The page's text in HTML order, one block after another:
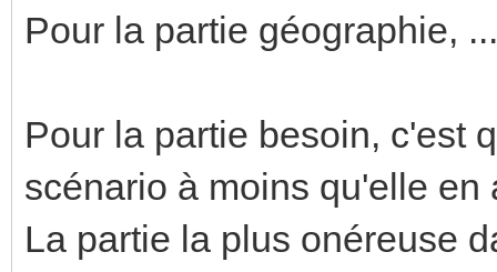
Pour la partie géographie,
Pour la partie besoin, c'est
scénario à moins qu'elle en
La partie la plus onéreuse